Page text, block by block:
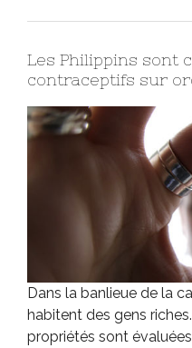
Les Philippins sont
contraceptifs sur
Dans la banlieue de la
habitent des gens
propriétés sont